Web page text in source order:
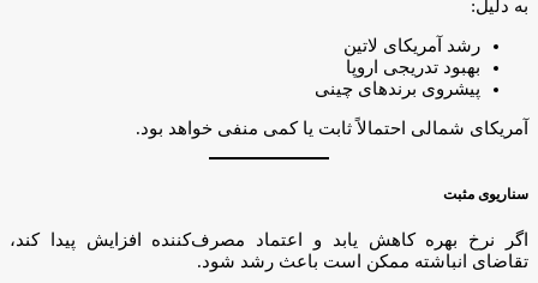
به دلیل:
رشد آمریکای لاتین
بهبود تدریجی اروپا
پیشروی برندهای چینی
آمریکای شمالی احتمالاً ثابت یا کمی منفی خواهد بود.
سناریوی مثبت
اگر نرخ بهره کاهش یابد و اعتماد مصرف‌کننده افزایش پیدا کند،
تقاضای انباشته ممکن است باعث رشد شود.